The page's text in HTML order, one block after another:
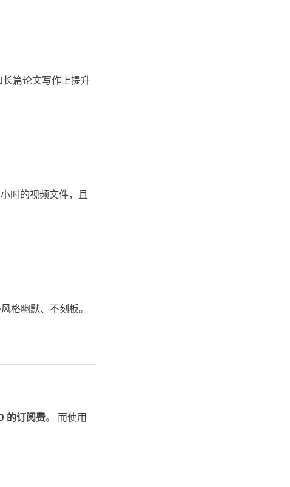
篇论文写作上提升
时的视频文件，且
格幽默、不刻板。
的订阅费。 而使用